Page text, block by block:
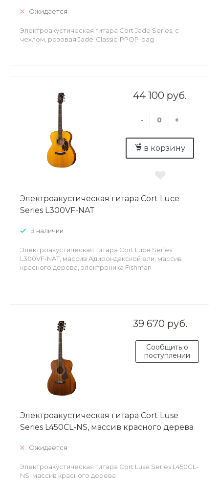
Ожидается
Электроакустическая гитара Cort Jade Series, с
чехлом, розовая Jade-Classic-PPOP-bag
44 100 руб.
- +
в корзину
Электроакустическая гитара Cort Luce
Series L300VF-NAT
В наличии
Электроакустическая гитара Cort Luce Series
L300VF-NAT, массив Адирондакской ели, массив
красного дерева, электроника Fishman
39 670 руб.
Сообщить о
поступлении
Электроакустическая гитара Cort Luse
Series L450CL-NS, массив красного дерева
Ожидается
Электроакустическая гитара Cort Luse Series L450CL-
NS, массив красного дерева